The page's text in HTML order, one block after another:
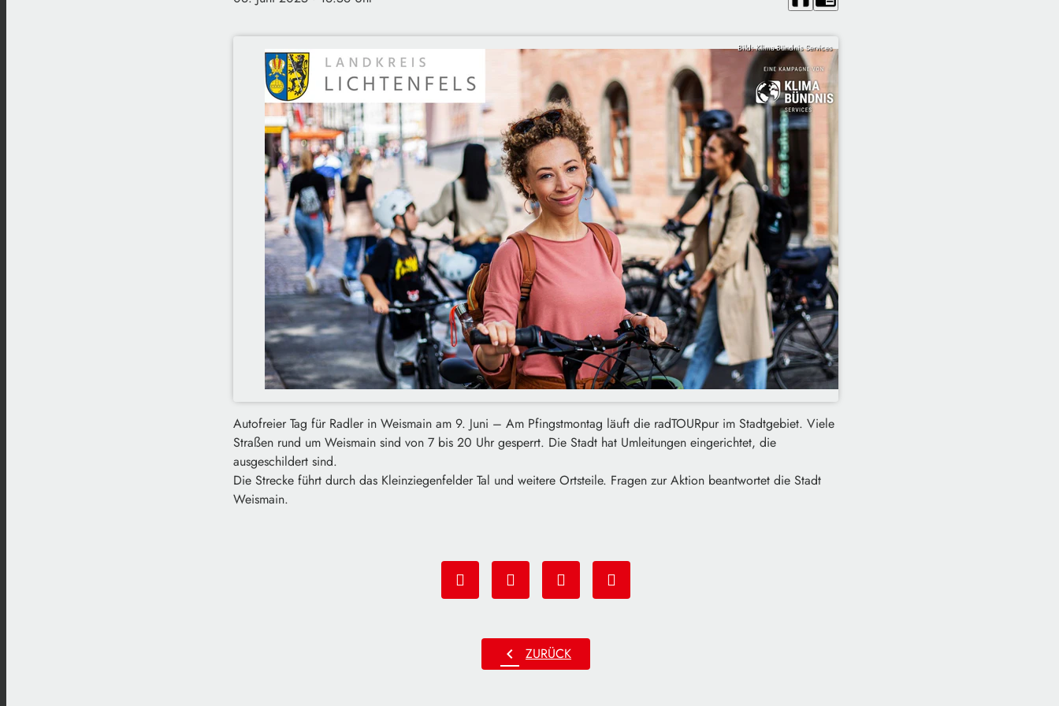
Bild: Klima-Bündnis Services
Autofreier Tag für Radler in Weismain am 9. Juni – Am Pfingstmontag läuft die radTOURpur im Stadtgebiet. Viele
Straßen rund um Weismain sind von 7 bis 20 Uhr gesperrt. Die Stadt hat Umleitungen eingerichtet, die
ausgeschildert sind.
Die Strecke führt durch das Kleinziegenfelder Tal und weitere Ortsteile. Fragen zur Aktion beantwortet die Stadt
Weismain.
chevron_left ZURÜCK